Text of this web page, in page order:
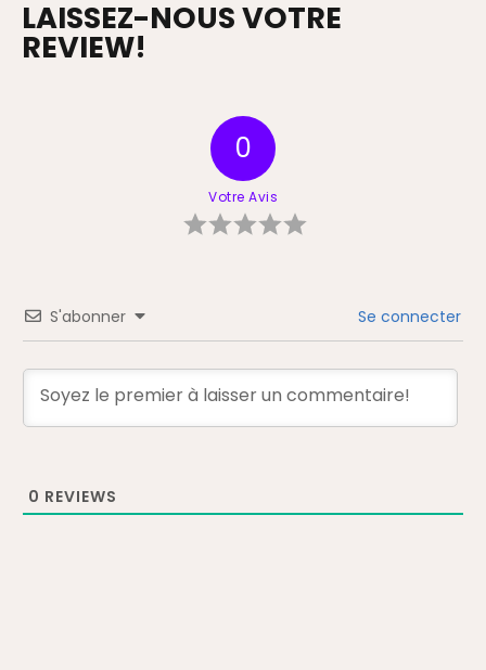
PROTECTION
AVEC NOUS
LAISSEZ-NOUS VOTRE
REVIEW!
0
Votre Avis
S'abonner Se connecter
0 REVIEWS